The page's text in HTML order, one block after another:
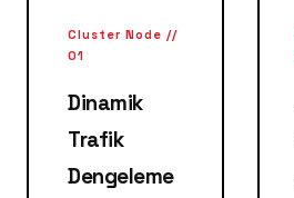
Cluster Node //
01
Dinamik
Trafik
Dengeleme